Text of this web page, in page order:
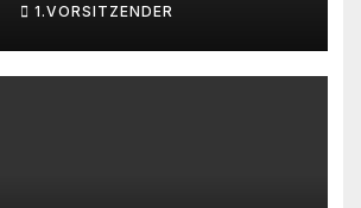
1.VORSITZENDER